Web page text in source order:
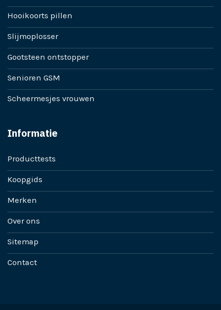
Hooikoorts pillen
Slijmoplosser
Gootsteen ontstopper
Senioren GSM
Scheermesjes vrouwen
Informatie
Producttests
Koopgids
Merken
Over ons
Sitemap
Contact